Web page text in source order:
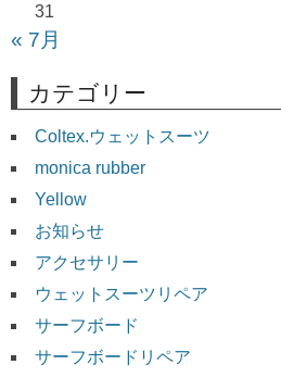
31
« 7月
カテゴリー
Coltex.ウェットスーツ
monica rubber
Yellow
お知らせ
アクセサリー
ウェットスーツリペア
サーフボード
サーフボードリペア